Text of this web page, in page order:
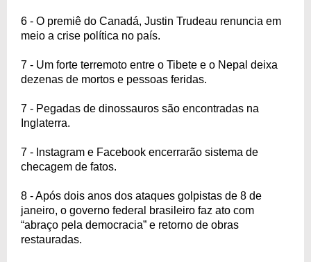
6 - O premiê do Canadá, Justin Trudeau renuncia em
meio a crise política no país.
7 - Um forte terremoto entre o Tibete e o Nepal deixa
dezenas de mortos e pessoas feridas.
7 - Pegadas de dinossauros são encontradas na
Inglaterra.
7 - Instagram e Facebook encerrarão sistema de
checagem de fatos.
8 - Após dois anos dos ataques golpistas de 8 de
janeiro, o governo federal brasileiro faz ato com
“abraço pela democracia” e retorno de obras
restauradas.